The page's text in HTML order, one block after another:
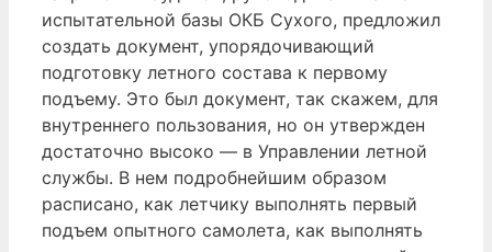
испытательной базы ОКБ Сухого, предложил
создать документ, упорядочивающий
подготовку летного состава к первому
подъему. Это был документ, так скажем, для
внутреннего пользования, но он утвержден
достаточно высоко — в Управлении летной
службы. В нем подробнейшим образом
расписано, как летчику выполнять первый
подъем опытного самолета, как выполнять